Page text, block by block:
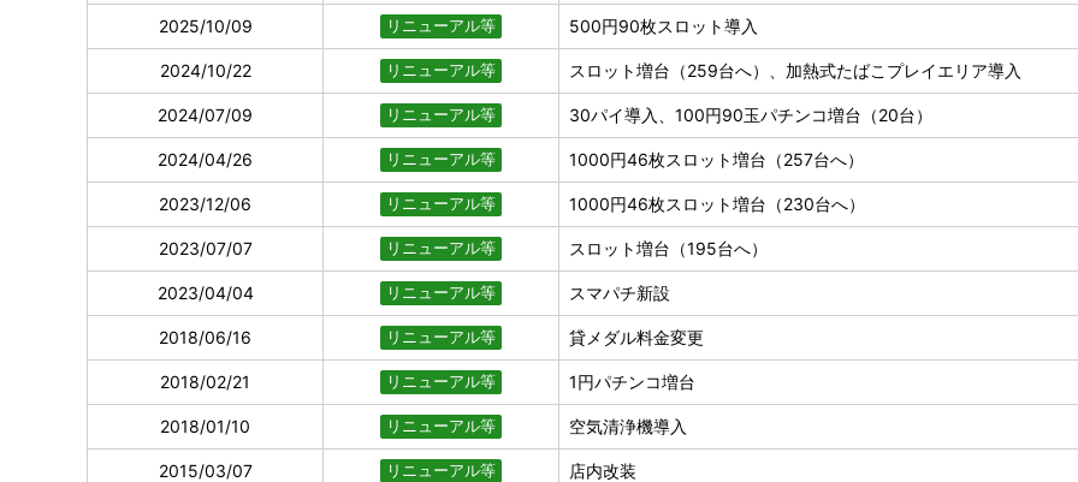
2025/10/09 リニューアル等 500円90枚スロット導入
2024/10/22 リニューアル等 スロット増台（259台へ）、加熱式たばこプレイエリア導入
2024/07/09 リニューアル等 30パイ導入、100円90玉パチンコ増台（20台）
2024/04/26 リニューアル等 1000円46枚スロット増台（257台へ）
2023/12/06 リニューアル等 1000円46枚スロット増台（230台へ）
2023/07/07 リニューアル等 スロット増台（195台へ）
2023/04/04 リニューアル等 スマパチ新設
2018/06/16 リニューアル等 貸メダル料金変更
2018/02/21 リニューアル等 1円パチンコ増台
2018/01/10 リニューアル等 空気清浄機導入
2015/03/07 リニューアル等 店内改装